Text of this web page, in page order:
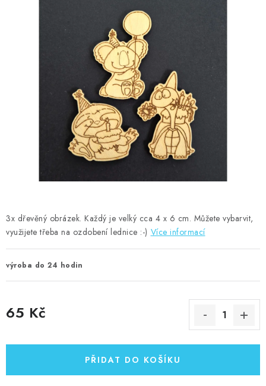
Kontakty Moje objednávka
Oblíbené ♥️
Hodnocení obchodu
Obchodní podmínky
Podmínky ochrany osobních údajů
Ověřování recenzí
Jak nakupovat
3x dřevěný obrázek. Každý je velký cca 4 x 6 cm. Můžete vybarvit,
využijete třeba na ozdobení lednice :-) Více informací
výroba do 24 hodin
65 Kč
PŘIDAT DO KOŠÍKU